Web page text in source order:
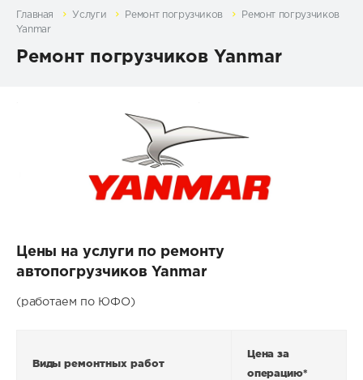
Главная Услуги Ремонт погрузчиков
Ремонт погрузчиков
Yanmar
Ремонт погрузчиков Yanmar
Цены на услуги по ремонту
автопогрузчиков Yanmar
(работаем по ЮФО)
Виды ремонтных работ
Цена за
операцию*